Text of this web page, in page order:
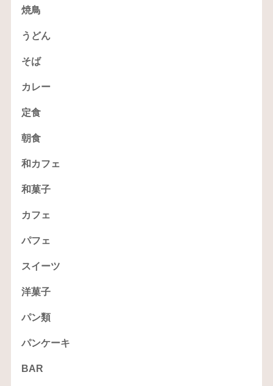
焼鳥
うどん
そば
カレー
定食
朝食
和カフェ
和菓子
カフェ
パフェ
スイーツ
洋菓子
パン類
パンケーキ
BAR